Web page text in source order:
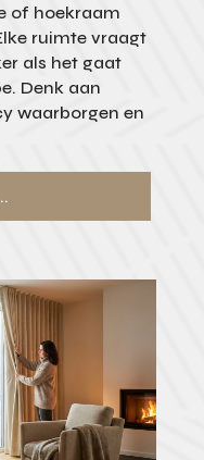
of hoekraam
ruimte vraagt
als het gaat
Denk aan
waarborgen en